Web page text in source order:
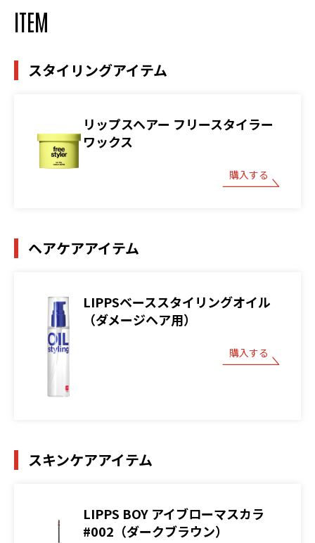
ITEM
スタイリングアイテム
リップスヘアー フリースタイラー
ワックス
購入する
ヘアケアアイテム
LIPPSベーススタイリングオイル
（ダメージヘア用）
購入する
スキンケアアイテム
LIPPS BOY アイブローマスカラ
#002（ダークブラウン）